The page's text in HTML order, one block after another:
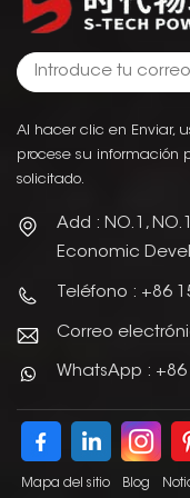
Al hacer clic en Enviar,
procese su información
solicitado.
Add : NO.1,
Economic
Teléfono : +86
Correo
WhatsApp :
Mapa del sitio Blog